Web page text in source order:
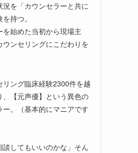
況を「カウンセラーと共に
持つ。
始めた当初から現場主
ンセリングにこだわりを
リング臨床経験2300件を越
、【元声優】という異色の
。（基本的にマニアです
談してもいいのかな」そん